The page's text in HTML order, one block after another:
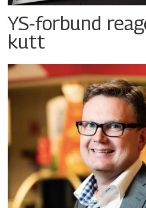
YS-forbund
kutt